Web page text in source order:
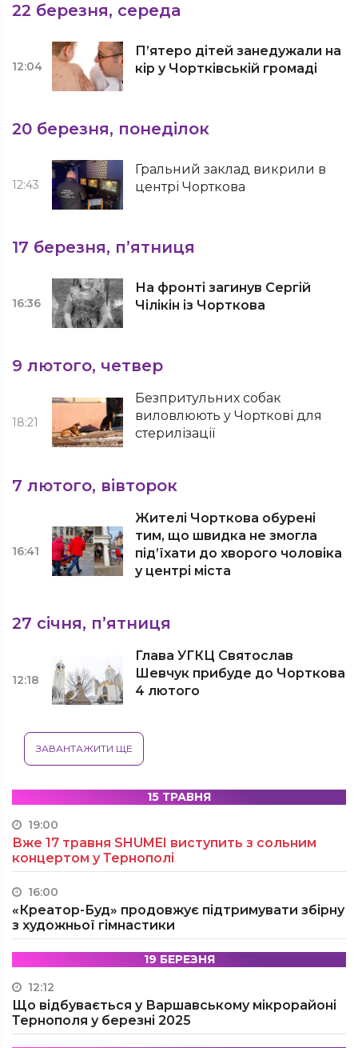
22 березня, середа
12:04
П’ятеро дітей занедужали на
кір у Чортківській громаді
20 березня, понеділок
12:43
Гральний заклад викрили в
центрі Чорткова
17 березня, п’ятниця
16:36
На фронті загинув Сергій
Чілікін із Чорткова
9 лютого, четвер
18:21
Безпритульних собак
виловлюють у Чорткові для
стерилізації
7 лютого, вівторок
16:41
Жителі Чорткова обурені
тим, що швидка не змогла
під’їхати до хворого чоловіка
у центрі міста
27 січня, п’ятниця
12:18
Глава УГКЦ Святослав
Шевчук прибуде до Чорткова
4 лютого
ЗАВАНТАЖИТИ ЩЕ
15 ТРАВНЯ
19:00
Вже 17 травня SHUMEI виступить з сольним
концертом у Тернополі
16:00
«Креатор-Буд» продовжує підтримувати збірну
з художньої гімнастики
19 БЕРЕЗНЯ
12:12
Що відбувається у Варшавському мікрорайоні
Тернополя у березні 2025